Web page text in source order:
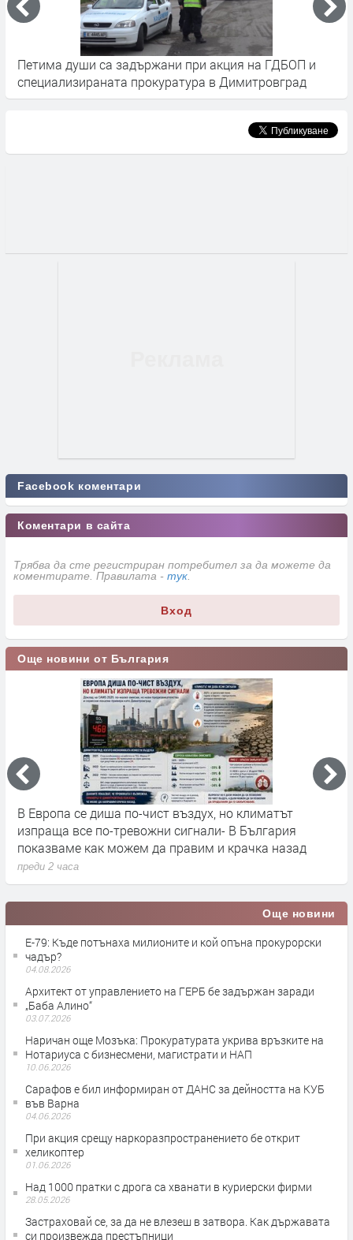
са задържани при акция на ГДБОП и
прокуратура в Димитровград
Прокурори и
Facebook коментари
Коментари в сайта
Трябва да сте регистриран потребител за да можете да
коментирате. Правилата - тук
Вход
Още новини от България
се диша по-чист въздух, но климатът
все по-тревожни сигнали- В България
как можем да правим и крачка назад
Турция
блок „Хан
Какво
Още новини
Е-79: Къде потънаха милионите и кой опъна прокурорски
чадър?
04.08.2026
Архитект от управлението на ГЕРБ бе задържан заради
„Баба Алино“
03.07.2026
Наричан още Мозъка: Прокуратурата укрива връзките на
Нотариуса с бизнесмени, магистрати и НАП
10.06.2026
Сарафов е бил информиран от ДАНС за дейността на КУБ
във Варна
04.06.2026
При акция срещу наркоразпространението бе открит
хеликоптер
01.06.2026
Над 1000 пратки с дрога са хванати в куриерски фирми
28.05.2026
Застраховай се, за да не влезеш в затвора. Как държавата
си произвежда престъпници